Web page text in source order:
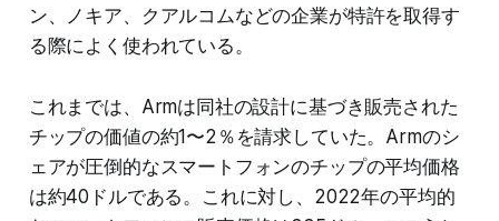
ン、ノキア、クアルコムなどの企業が特許を取得す
る際によく使われている。
これまでは、Armは同社の設計に基づき販売された
チップの価値の約1〜2％を請求していた。Armのシ
ェアが圧倒的なスマートフォンのチップの平均価格
は約40ドルである。これに対し、2022年の平均的